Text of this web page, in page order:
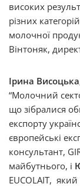
високих
різних
молочної
Вінтоняк,
Ірина Висоцька
“Молочний
що зібралися
експорту
європейські
консультант,
майбутнього, і
EUCOLAIT,